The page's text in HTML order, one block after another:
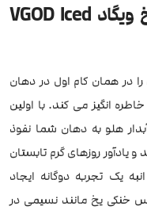
قیمت جویس هلو انبه و یخ ویگاد VGOD Iced
را در همان کام اول در دهان
انگیز می کند. با اولین
هلو به دهان شما نفوذ
روزهای گرم تابستان
یک تجربه دوگانه ایجاد
یخ مانند نسیمی در